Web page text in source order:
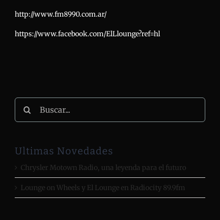
http://www.fm8990.com.ar/
https://www.facebook.com/ElLlounge?ref=hl
Buscar:
Ultimas Novedades
Chrysler Motown Radio, una leyenda para el futuro
Lounge on Wheels y El Lounge en Radiocity 89.9fm